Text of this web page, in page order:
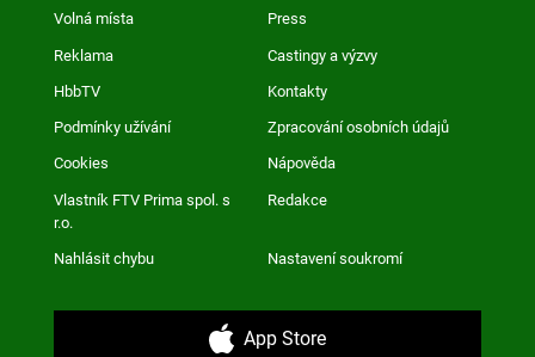
Volná místa Press
Reklama Castingy a výzvy
HbbTV Kontakty
Podmínky užívání Zpracování osobních údajů
Cookies Nápověda
Vlastník FTV Prima spol. s
r.o.
Redakce
Nahlásit chybu Nastavení soukromí
App Store